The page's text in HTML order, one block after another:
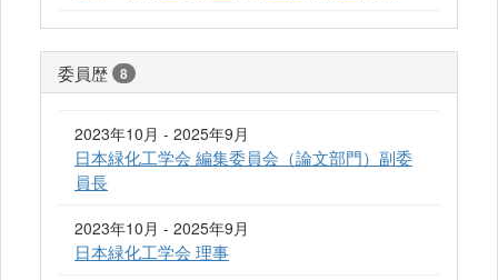
委員歴 8
2023年10月 - 2025年9月
日本緑化工学会 編集委員会（論文部門）副委
員長
2023年10月 - 2025年9月
日本緑化工学会 理事